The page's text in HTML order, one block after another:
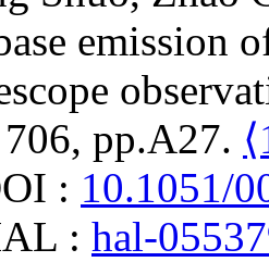
emission
pp.A27.
: 10.1051/
: hal-